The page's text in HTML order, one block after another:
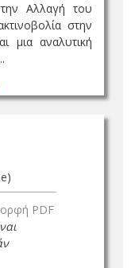
την Αλλαγή του
στην
μια αναλυτική
PDF